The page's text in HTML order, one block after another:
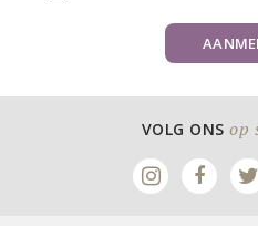
VOLG ONS op